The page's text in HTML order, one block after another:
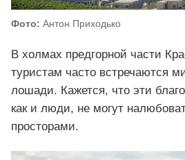
Фото: Антон Приходько
В холмах предгорной части
туристам часто встречаются
лошади. Кажется, что эти
как и люди, не могут
просторами.